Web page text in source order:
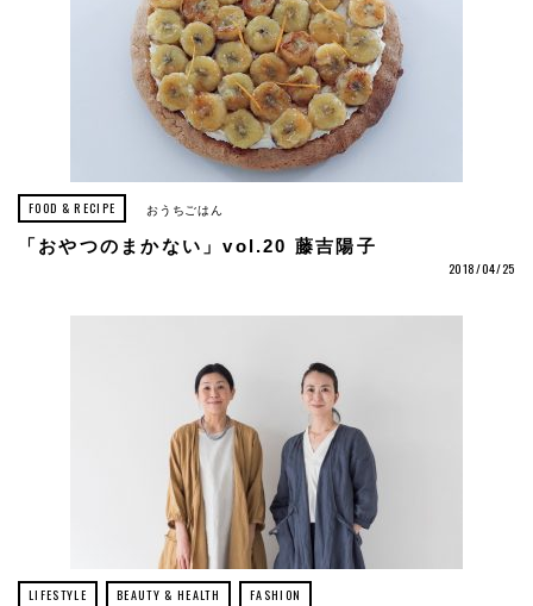
FOOD & RECIPE おうちごはん
「おやつのまかない」vol.20 藤吉陽子
2018/04/25
LIFESTYLE BEAUTY & HEALTH FASHION